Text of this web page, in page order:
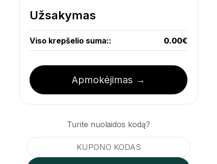
Užsakymas
0.00€
Apmokėjimas →
Turite nuolaidos kodą?